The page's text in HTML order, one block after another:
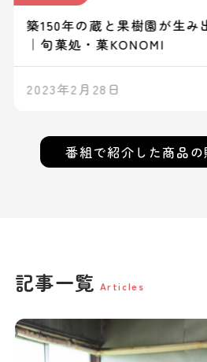
築150年の蔵と果樹園が生み
｜旬菓処・菓KONOMI
2023年2月28日
番組で紹介した商品
記事一覧 Articles